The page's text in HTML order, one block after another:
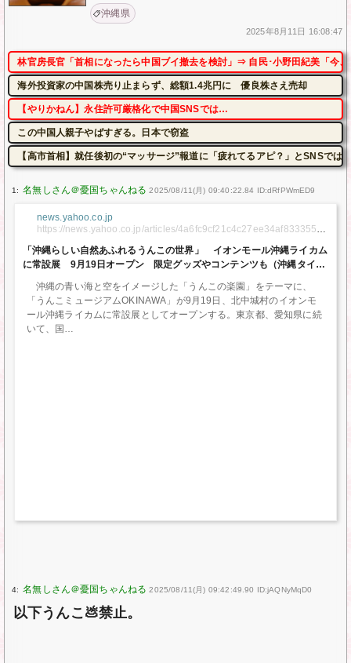
沖縄県
2025年8月11日 16:08:47
林官房長官「首相になったら中国ブイ撤去を検討」⇒ 自民･小野田紀美「今
海外投資家の中国株売り止まらず、総額1.4兆円に 優良株さえ売却
【やりかねん】永住許可厳格化で中国SNSでは…
この中国人親子やばすぎる。日本で窃盗
【高市首相】就任後初の“マッサージ”報道に「疲れてるアピ？」とSNSで
1: 2025/08/11(月) 09:40:22.84 ID:dRfPWmED9
news.yahoo.co.jp
https://news.yahoo.co.jp/articles/4a6fc9cf21c4c27ee34af833355ba
「沖縄らしい自然あふれるうんこの世界」 イオンモール沖縄ライカム
に常設展 9月19日オープン 限定グッズやコンテンツも（沖縄タイム
沖縄の青い海と空をイメージした「うんこの楽園」をテーマに、
「うんこミュージアムOKINAWA」が9月19日、北中城村のイオンモ
ール沖縄ライカムに常設展としてオープンする。東京都、愛知県に続
いて、国
4: 2025/08/11(月) 09:42:49.90 ID:jAQNyMqD0
以下うんこ💩禁止。